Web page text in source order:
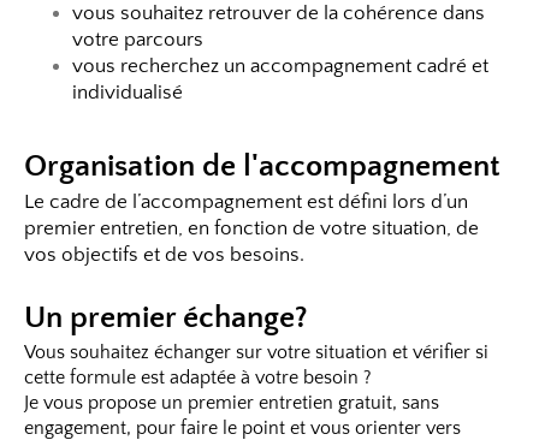
vous souhaitez retrouver de la cohérence dans
votre parcours
vous recherchez un accompagnement cadré et
individualisé
Organisation de l'accompagnement
Le cadre de l’accompagnement est défini lors d’un
premier entretien, en fonction de votre situation, de
vos objectifs et de vos besoins.
Un premier échange?
Vous souhaitez échanger sur votre situation et vérifier si
cette formule est adaptée à votre besoin ?
Je vous propose un premier entretien gratuit, sans
engagement, pour faire le point et vous orienter vers